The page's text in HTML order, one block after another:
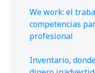
We work: el
competencias
profesional
Inventario,